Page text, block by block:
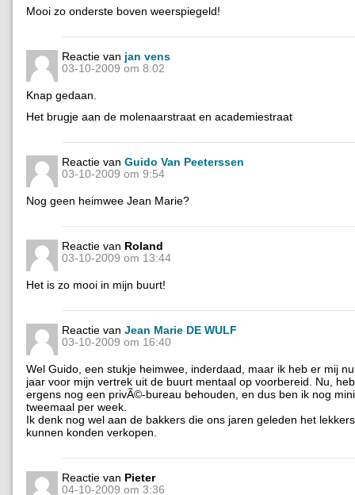
Mooi zo onderste boven weerspiegeld!
Reactie van jan vens
03-10-2009 om 8:02
Knap gedaan.
Het brugje aan de molenaarstraat en academiestraat
Reactie van Guido Van Peeterssen
03-10-2009 om 9:54
Nog geen heimwee Jean Marie?
Reactie van Roland
03-10-2009 om 13:44
Het is zo mooi in mijn buurt!
Reactie van Jean Marie DE WULF
03-10-2009 om 16:40
Wel Guido, een stukje heimwee, inderdaad, maar ik heb er mij
jaar voor mijn vertrek uit de buurt mentaal op voorbereid. Nu,
ergens nog een privÃ©-bureau behouden, en dus ben ik nog
tweemaal per week.
Ik denk nog wel aan de bakkers die ons jaren geleden het
kunnen konden verkopen.
Reactie van Pieter
04-10-2009 om 3:36